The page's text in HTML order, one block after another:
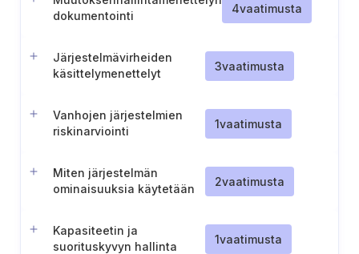
dokumentointi
4vaatimusta
Järjestelmävirheiden
käsittelymenettelyt
3vaatimusta
Vanhojen järjestelmien
riskinarviointi
1vaatimusta
Miten järjestelmän
ominaisuuksia käytetään
2vaatimusta
Kapasiteetin ja
suorituskyvyn hallinta
1vaatimusta